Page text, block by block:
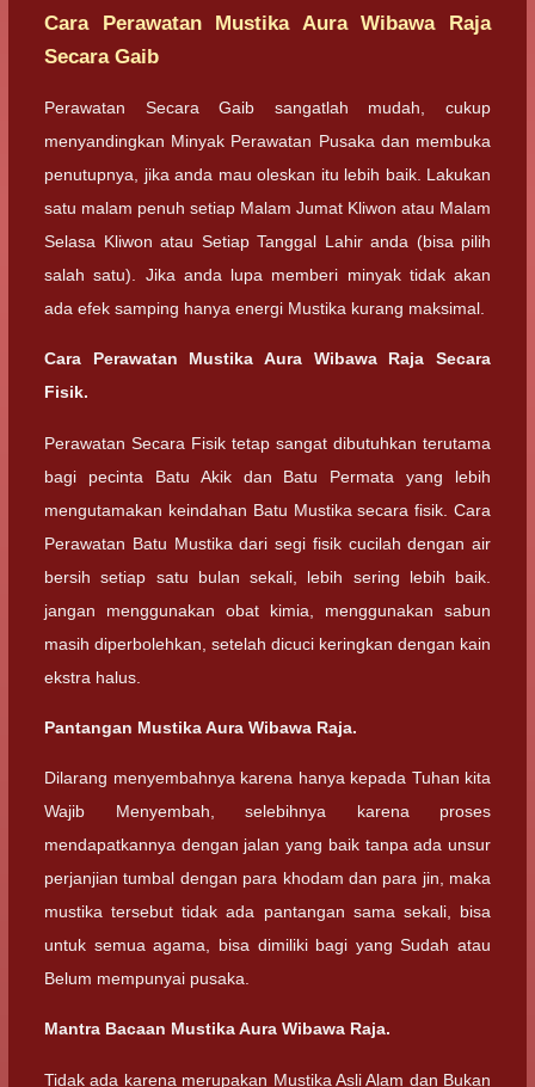
Cara Perawatan Mustika Aura Wibawa Raja
Secara Gaib
Perawatan Secara Gaib sangatlah mudah, cukup
menyandingkan Minyak Perawatan Pusaka dan membuka
penutupnya, jika anda mau oleskan itu lebih baik. Lakukan
satu malam penuh setiap Malam Jumat Kliwon atau Malam
Selasa Kliwon atau Setiap Tanggal Lahir anda (bisa pilih
salah satu). Jika anda lupa memberi minyak tidak akan
ada efek samping hanya energi Mustika kurang maksimal.
Cara Perawatan Mustika Aura Wibawa Raja Secara
Fisik.
Perawatan Secara Fisik tetap sangat dibutuhkan terutama
bagi pecinta Batu Akik dan Batu Permata yang lebih
mengutamakan keindahan Batu Mustika secara fisik. Cara
Perawatan Batu Mustika dari segi fisik cucilah dengan air
bersih setiap satu bulan sekali, lebih sering lebih baik.
jangan menggunakan obat kimia, menggunakan sabun
masih diperbolehkan, setelah dicuci keringkan dengan kain
ekstra halus.
Pantangan Mustika Aura Wibawa Raja.
Dilarang menyembahnya karena hanya kepada Tuhan kita
Wajib Menyembah, selebihnya karena proses
mendapatkannya dengan jalan yang baik tanpa ada unsur
perjanjian tumbal dengan para khodam dan para jin, maka
mustika tersebut tidak ada pantangan sama sekali, bisa
untuk semua agama, bisa dimiliki bagi yang Sudah atau
Belum mempunyai pusaka.
Mantra Bacaan Mustika Aura Wibawa Raja.
Tidak ada karena merupakan Mustika Asli Alam dan Bukan